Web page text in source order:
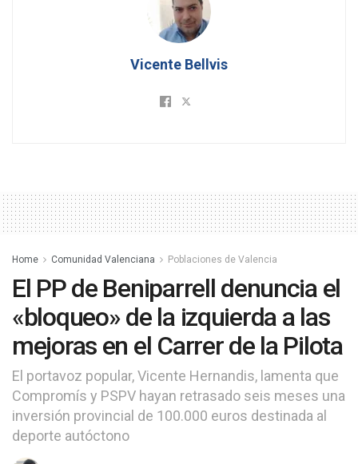
Vicente Bellvis
Home Comunidad Valenciana Poblaciones de Valencia
El PP de Beniparrell denuncia el
«bloqueo» de la izquierda a las
mejoras en el Carrer de la Pilota
El portavoz popular, Vicente Hernandis, lamenta que
Compromís y PSPV hayan retrasado seis meses una
inversión provincial de 100.000 euros destinada al
deporte autóctono